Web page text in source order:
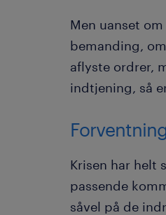
Men uanset
bemanding,
aflyste ordrer,
indtjening, så
Krisen har helt
passende
såvel på de